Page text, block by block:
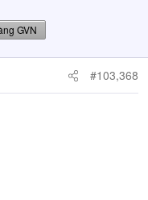
GVN
#103,368